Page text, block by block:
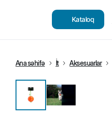
Kataloq
Ana səhifə İt Aksesuarlar